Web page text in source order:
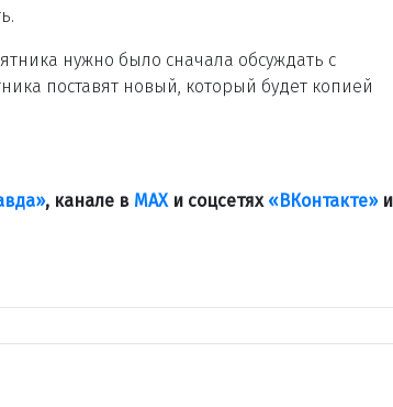
нужно было сначала обсуждать с
поставят новый, который будет копией
, канале в МАХи соцсетях «ВКонтакте»и